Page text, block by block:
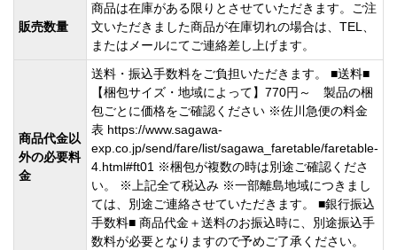
販売数量
商品は在庫がある限りとさせていただきます。ご注
文いただきました商品が在庫切れの場合は、TEL、
またはメールにてご連絡差し上げます。
商品代金以
外の必要料
金
送料・振込手数料をご負担いただきます。 ■送料■
【梱包サイズ・地域によって】770円～ 製品の梱
包ごとに価格をご確認ください ※佐川急便の料金
表 https://www.sagawa-
exp.co.jp/send/fare/list/sagawa_faretable/faretable-
4.html#ft01 ※梱包が複数の時は別途ご確認くださ
い。 ※上記全て税込み ※一部離島地域につきまし
ては、別途ご連絡させていただきます。 ■銀行振込
手数料■ 商品代金＋送料のお振込時に、別途振込手
数料が必要となりますので予めご了承ください。